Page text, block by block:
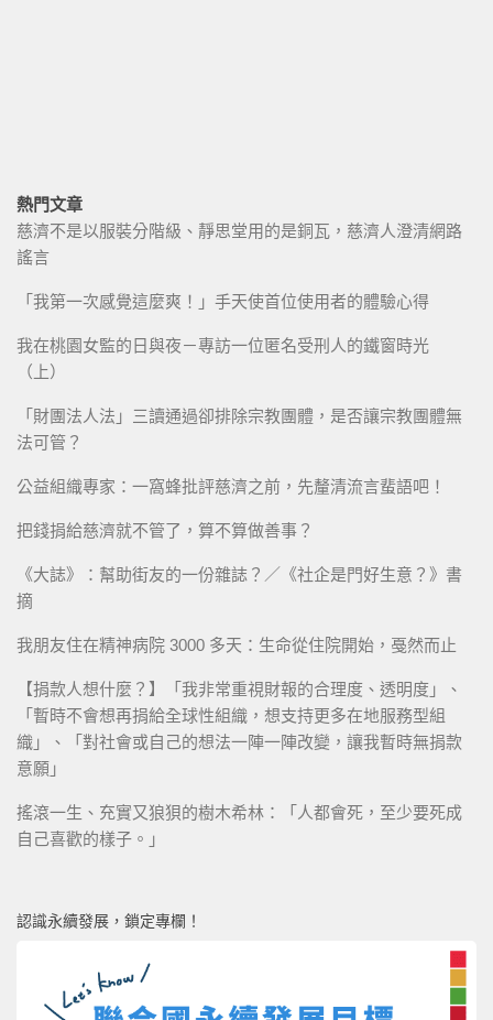
熱門文章
慈濟不是以服裝分階級、靜思堂用的是銅瓦，慈濟人澄清網路
謠言
「我第一次感覺這麼爽！」手天使首位使用者的體驗心得
我在桃園女監的日與夜－專訪一位匿名受刑人的鐵窗時光
（上）
「財團法人法」三讀通過卻排除宗教團體，是否讓宗教團體無
法可管？
公益組織專家：一窩蜂批評慈濟之前，先釐清流言蜚語吧！
把錢捐給慈濟就不管了，算不算做善事？
《大誌》：幫助街友的一份雜誌？／《社企是門好生意？》書
摘
我朋友住在精神病院 3000 多天：生命從住院開始，戞然而止
【捐款人想什麼？】「我非常重視財報的合理度、透明度」、
「暫時不會想再捐給全球性組織，想支持更多在地服務型組
織」、「對社會或自己的想法一陣一陣改變，讓我暫時無捐款
意願」
搖滾一生、充實又狼狽的樹木希林：「人都會死，至少要死成
自己喜歡的樣子。」
認識永續發展，鎖定專欄！